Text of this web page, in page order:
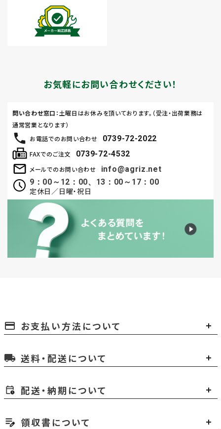
お気軽にお問い合わせください！
お電話でのお問い合わせ 0739-72-2022
メールでのお問い合わせ
info@agriz.net
9：00～12：00、13：00～17：00
定休日／日曜・祝日
FAXでのご注文 0739-72-4532
問い合わせ窓口 ：土曜日はお休みを頂いております。（受注・出荷業務は
通常営業となります）
payment お支払い方法について
local_shipping 送料・配送について
配送・納期について
領収書について